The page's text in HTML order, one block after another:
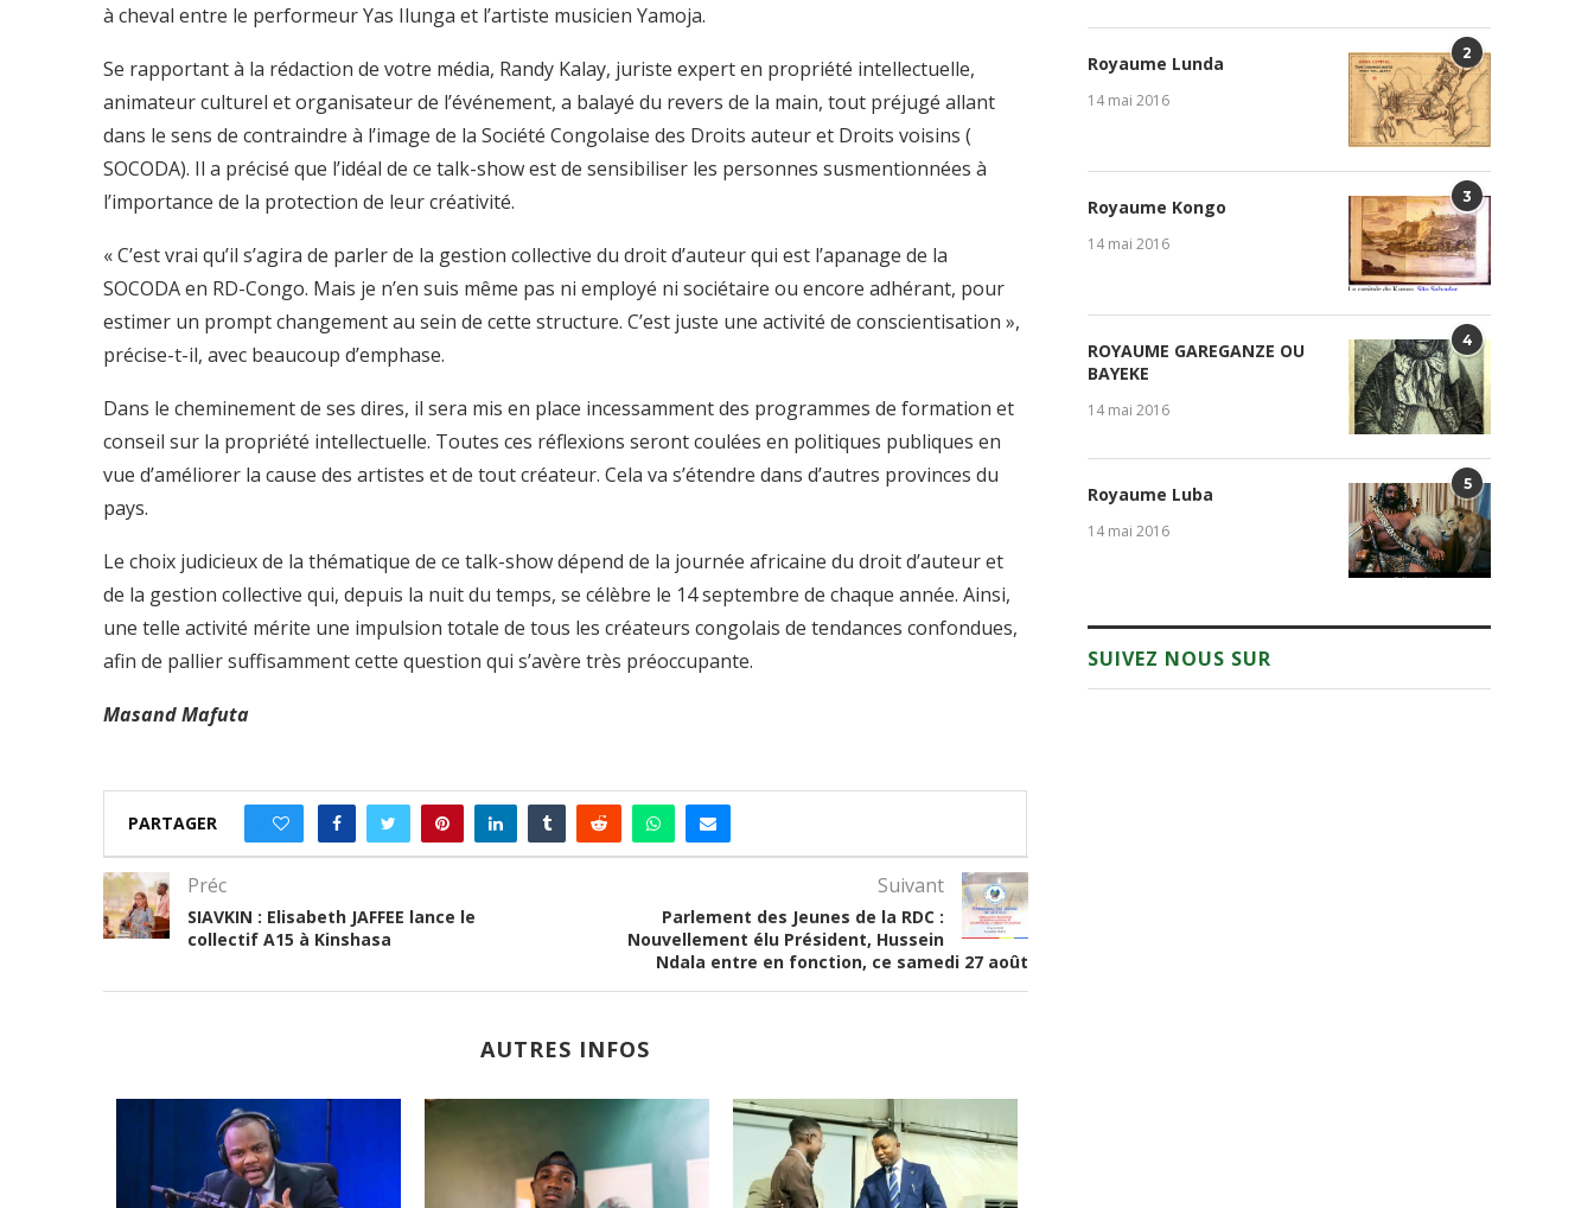
à cheval entre le performeur Yas Ilunga et l’artiste musicien Yamoja.
Se rapportant à la rédaction de votre média, Randy Kalay, juriste expert en propriété intellectuelle,
animateur culturel et organisateur de l’événement, a balayé du revers de la main, tout préjugé allant
dans le sens de contraindre à l’image de la Société Congolaise des Droits auteur et Droits voisins (
SOCODA). Il a précisé que l’idéal de ce talk-show est de sensibiliser les personnes susmentionnées à
l’importance de la protection de leur créativité.
« C’est vrai qu’il s’agira de parler de la gestion collective du droit d’auteur qui est l’apanage de la
SOCODA en RD-Congo. Mais je n’en suis même pas ni employé ni sociétaire ou encore adhérant, pour
estimer un prompt changement au sein de cette structure. C’est juste une activité de conscientisation »,
précise-t-il, avec beaucoup d’emphase.
Dans le cheminement de ses dires, il sera mis en place incessamment des programmes de formation et
conseil sur la propriété intellectuelle. Toutes ces réflexions seront coulées en politiques publiques en
vue d’améliorer la cause des artistes et de tout créateur. Cela va s’étendre dans d’autres provinces du
pays.
Le choix judicieux de la thématique de ce talk-show dépend de la journée africaine du droit d’auteur et
de la gestion collective qui, depuis la nuit du temps, se célèbre le 14 septembre de chaque année. Ainsi,
une telle activité mérite une impulsion totale de tous les créateurs congolais de tendances confondues,
afin de pallier suffisamment cette question qui s’avère très préoccupante.
Masand Mafuta
PARTAGER
Préc
SIAVKIN : Elisabeth JAFFEE lance le
collectif A15 à Kinshasa
Suivant
Parlement des Jeunes de la RDC :
Nouvellement élu Président, Hussein
Ndala entre en fonction, ce samedi 27 août
AUTRES INFOS
2
Royaume Lunda
14 mai 2016
3
Royaume Kongo
14 mai 2016
4
ROYAUME GAREGANZE OU
BAYEKE
14 mai 2016
5
Royaume Luba
14 mai 2016
SUIVEZ NOUS SUR